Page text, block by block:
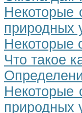
Некоторые
природных
Некоторые
Что такое
Некоторые
природных